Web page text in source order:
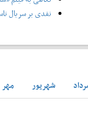
نقدی بر سریال
شهريور مهر